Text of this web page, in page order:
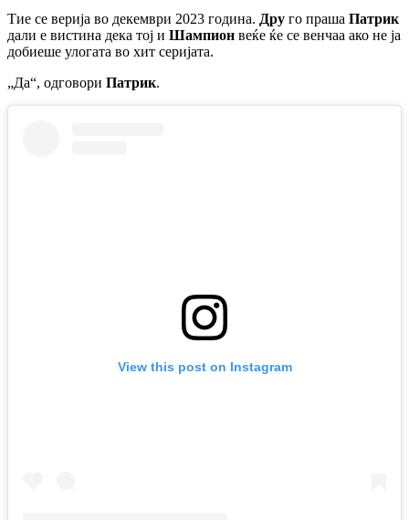
Тие се верија во декември 2023 година. Дру го праша Патрик
дали е вистина дека тој и Шампион веќе ќе се венчаа ако не ја
добиеше улогата во хит серијата.
„Да“, одговори Патрик.
View this post on Instagram